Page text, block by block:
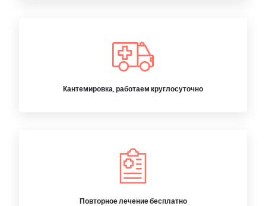
Кантемировка, работаем круглосуточно
Повторное лечение бесплатно